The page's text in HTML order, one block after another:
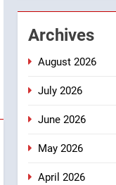
6
Archives
August 2026
July 2026
June 2026
May 2026
April 2026